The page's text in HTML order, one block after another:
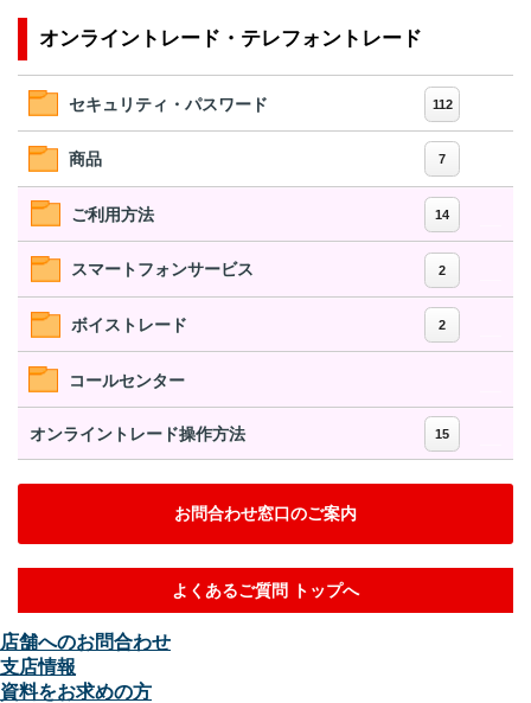
オンライントレード・テレフォントレード
セキュリティ・パスワード 112
商品 7
ご利用方法 14
スマートフォンサービス 2
ボイストレード 2
コールセンター
オンライントレード操作方法 15
お問合わせ窓口のご案内
よくあるご質問 トップへ
店舗へのお問合わせ
支店情報
資料をお求めの方